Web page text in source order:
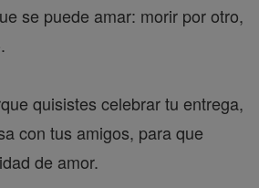
se puede amar: morir por otro,
quisistes celebrar tu entrega,
con tus amigos, para que
de amor.